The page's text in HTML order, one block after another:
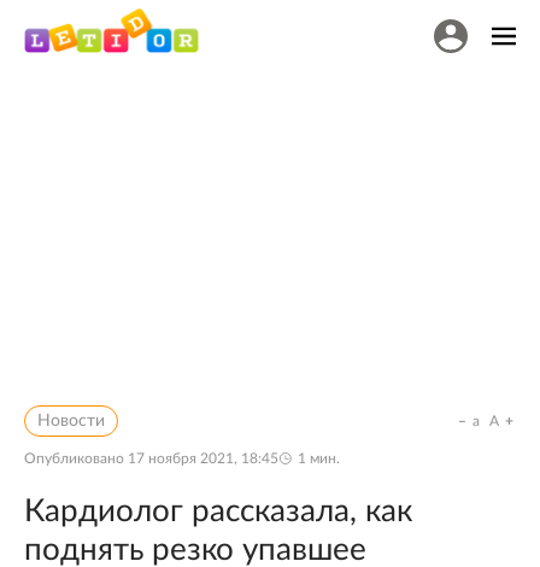
Новости
Опубликовано 17 ноября 2021, 18:45 1 мин.
a A
Кардиолог рассказала, как
поднять резко упавшее